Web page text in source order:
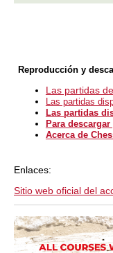
Reproducción y
Las partidas
Las partidas
Las partidas
Para
Acerca de
Enlaces:
Sitio web oficial del